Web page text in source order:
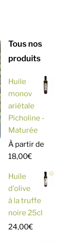
Tous nos
produits
Huile
monov
ariétale
Picholine -
Maturée
À partir de
18,00€
Huile
d'olive
à la truffe
noire 25cl
24,00€